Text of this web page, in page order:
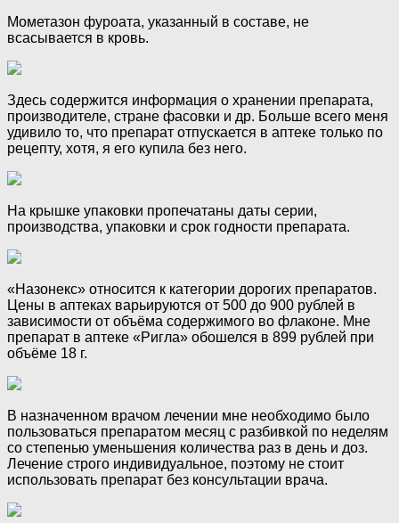
Мометазон фуроата, указанный в составе, не
всасывается в кровь.
Здесь содержится информация о хранении препарата,
производителе, стране фасовки и др. Больше всего меня
удивило то, что препарат отпускается в аптеке только по
рецепту, хотя, я его купила без него.
На крышке упаковки пропечатаны даты серии,
производства, упаковки и срок годности препарата.
«Назонекс» относится к категории дорогих препаратов.
Цены в аптеках варьируются от 500 до 900 рублей в
зависимости от объёма содержимого во флаконе. Мне
препарат в аптеке «Ригла» обошелся в 899 рублей при
объёме 18 г.
В назначенном врачом лечении мне необходимо было
пользоваться препаратом месяц с разбивкой по неделям
со степенью уменьшения количества раз в день и доз.
Лечение строго индивидуальное, поэтому не стоит
использовать препарат без консультации врача.